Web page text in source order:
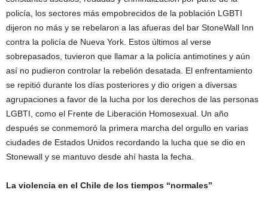
policía, los sectores más empobrecidos de la población LGBTI
dijeron no más y se rebelaron a las afueras del bar StoneWall Inn
contra la policía de Nueva York. Estos últimos al verse
sobrepasados, tuvieron que llamar a la policía antimotines y aún
así no pudieron controlar la rebelión desatada. El enfrentamiento
se repitió durante los días posteriores y dio origen a diversas
agrupaciones a favor de la lucha por los derechos de las personas
LGBTI, como el Frente de Liberación Homosexual. Un año
después se conmemoró la primera marcha del orgullo en varias
ciudades de Estados Unidos recordando la lucha que se dio en
Stonewall y se mantuvo desde ahí hasta la fecha.
La violencia en el Chile de los tiempos “normales”